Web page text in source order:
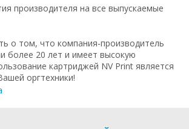
производителя на все выпускаемые
о том, что компания-производитель
более 20 лет и имеет высокую
картриджей NV Print является
оргтехники!